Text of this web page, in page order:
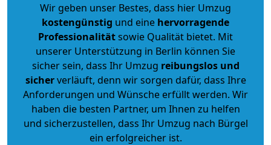
Wir geben unser Bestes, dass hier Umzug
kostengünstig und eine hervorragende
Professionalitätsowie Qualität bietet. Mit
unserer Unterstützung in Berlin können Sie
sicher sein, dass Ihr Umzug reibungslos und
sicherverläuft, denn wir sorgen dafür, dass Ihre
Anforderungen und Wünsche erfüllt werden. Wir
haben die besten Partner, um Ihnen zu helfen
und sicherzustellen, dass Ihr Umzug nach Bürgel
ein erfolgreicher ist.